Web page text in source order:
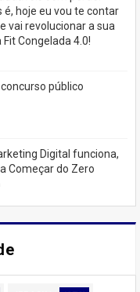
hoje eu vou te contar
vai revolucionar a sua
Congelada 4.0!
público
Digital funciona,
Começar do Zero